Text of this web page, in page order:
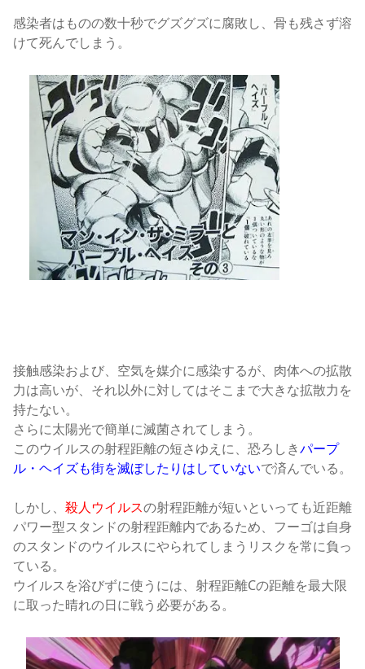
感染者はものの数十秒でグズグズに腐敗し、骨も残さず溶
けて死んでしまう。
接触感染および、空気を媒介に感染するが、肉体への拡散
力は高いが、それ以外に対してはそこまで大きな拡散力を
持たない。
さらに太陽光で簡単に滅菌されてしまう。
このウイルスの射程距離の短さゆえに、恐ろしきパープ
ル・ヘイズも街を滅ぼしたりはしていないで済んでいる。
しかし、 殺人ウイルスの射程距離が短いといっても近距離
パワー型スタンドの射程距離内であるため、フーゴは自身
のスタンドのウイルスにやられてしまうリスクを常に負っ
ている。
ウイルスを浴びずに使うには、射程距離Cの距離を最大限
に取った晴れの日に戦う必要がある。